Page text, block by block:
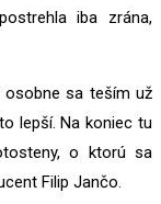
iba zrána,
sa teším už
lepší. Na koniec tu
o ktorú sa
Filip Jančo.